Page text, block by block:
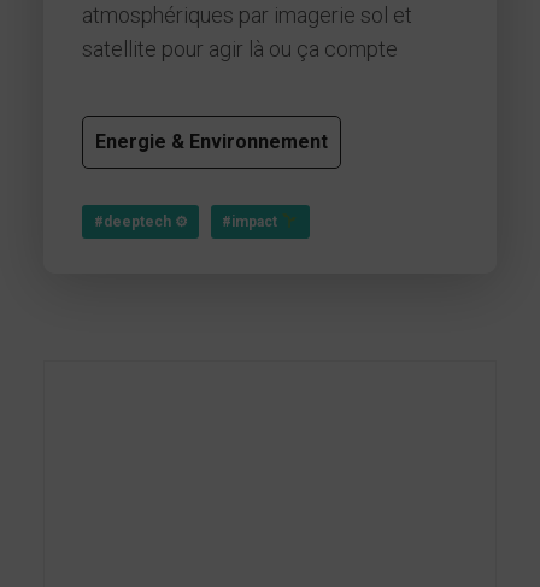
atmosphériques par imagerie sol et
satellite pour agir là ou ça compte
Energie & Environnement
#deeptech ⚙ #impact